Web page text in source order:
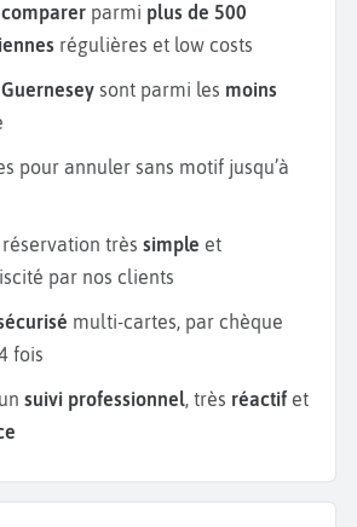
comparer parmi plus de 500
régulières et low costs
sont parmi les moins
pour annuler sans motif jusqu’à
très simple et
par nos clients
multi-cartes, par chèque
fois
suivi professionnel, très réactif et